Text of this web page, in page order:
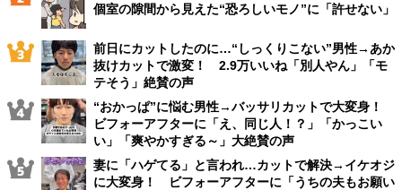
個室の隙間から見えた“恐ろしいモノ”に「許せない」
前日にカットしたのに…“しっくりこない”男性→あか
抜けカットで激変！ 2.9万いいね「別人やん」「モ
テそう」絶賛の声
“おかっぱ”に悩む男性→バッサリカットで大変身！
ビフォーアフターに「え、同じ人！？」「かっこい
い」「爽やかすぎる～」大絶賛の声
妻に「ハゲてる」と言われ…カットで解決→イケオジ
に大変身！ ビフォーアフターに「うちの夫もお願い